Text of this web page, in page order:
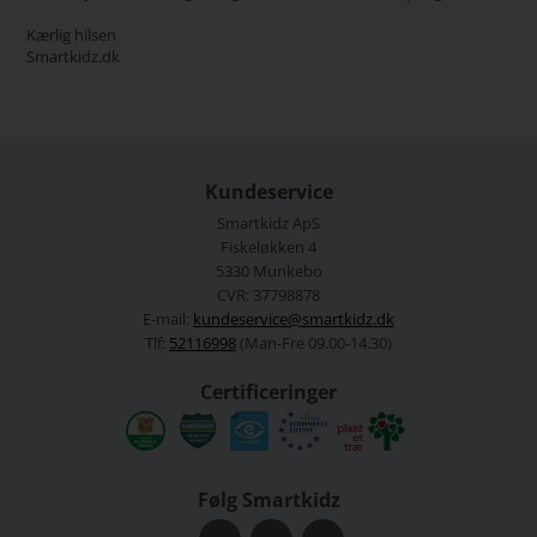
Kærlig hilsen
Smartkidz.dk
Kundeservice
Smartkidz ApS
Fiskeløkken 4
5330 Munkebo
CVR: 37798878
E-mail: kundeservice@smartkidz.dk
Tlf: 52116998 (Man-Fre 09.00-14.30)
Certificeringer
Følg Smartkidz